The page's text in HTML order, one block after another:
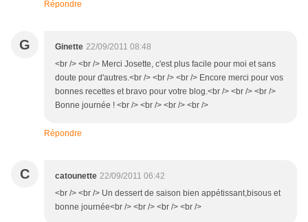
Répondre
G Ginette 22/09/2011 08:48
<br /> <br /> Merci Josette, c'est plus facile pour moi et sans
doute pour d'autres.<br /> <br /> <br /> Encore merci pour vos
bonnes recettes et bravo pour votre blog.<br /> <br /> <br />
Bonne journée ! <br /> <br /> <br /> <br />
Répondre
C catounette 22/09/2011 06:42
<br /> <br /> Un dessert de saison bien appétissant,bisous et
bonne journée<br /> <br /> <br /> <br />